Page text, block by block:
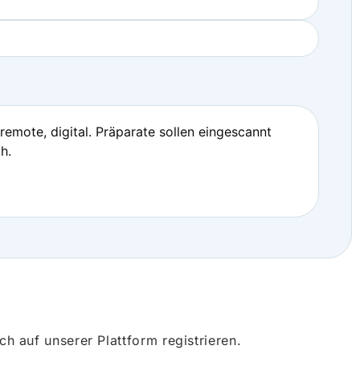
digital. Präparate sollen eingescannt
auf unserer Plattform registrieren.